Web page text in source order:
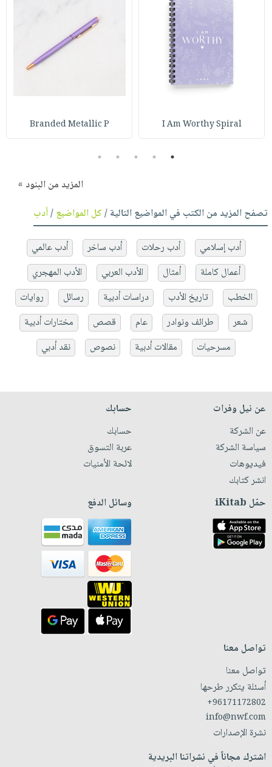
I Am Worthy Spiral
Branded Metallic P
1
2
3
4
5
المزيد من البنود »
تصفح المزيد من الكتب في المواضيع التالية /كل المواضيع/أدب
أدب إسلامي أدب رحلات أدب ساخر
أدب عالمي
أعمال كاملة
أمثال الأدب العربي
الأدب المهجري
الخطب
تاريخ الأدب دراسات أدبية رسائل
روايات
شعر
طرائف ونوادر عام قصص
مختارات أدبية
مسرحيات
مقالات أدبية نصوص نقد أدبي
عن نيل وفرات
عن الشركة
سياسة الشركة
فيديوهات
انشر كتابك
حسابك
حسابك
عربة التسوق
لائحة الأمنيات
حمّل iKitab وسائل الدفع
تواصل معنا
تواصل معنا
أسئلة يتكرر طرحها
+96171172802
info@nwf.com
نشرة الإصدارات
اشترك مجاناً في نشراتنا البريدية